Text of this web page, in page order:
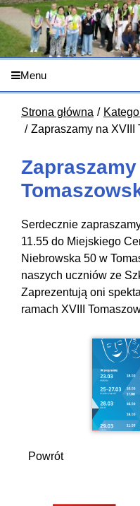
Menu
Strona główna
Zapraszamy na XVIII
Zapraszamy
Serdecznie
11.55 do Miejskiego
Niebrowska 50 w
naszych uczniów ze
Zaprezentują oni
ramach XVIII
Powrót